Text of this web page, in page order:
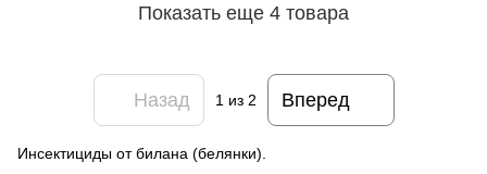
Показать еще 4 товара
Назад 1 из 2 Вперед
Инсектициды от билана (белянки).